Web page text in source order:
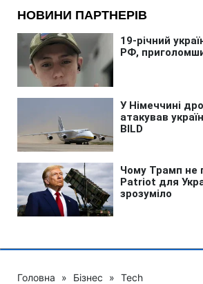
Головна » Бізнес » Tech